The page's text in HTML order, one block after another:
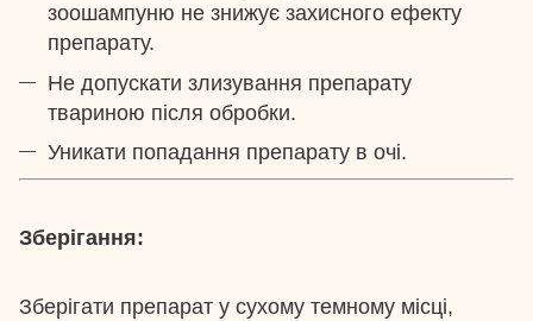
зоошампуню не знижує захисного ефекту
препарату.
Не допускати злизування препарату
твариною після обробки.
Уникати попадання препарату в очі.
Зберігання:
Зберігати препарат у сухому темному місці,